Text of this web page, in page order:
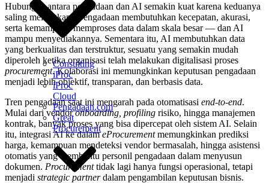
Consulting
iProc
iProc
Cloud
Pengadaan.com
Great
Procurement
Hubungan antara pengadaan dan AI semakin kuat karena keduanya
saling melengkapi. Pengadaan membutuhkan kecepatan, akurasi,
serta kemampuan memproses data dalam skala besar — dan AI
mampu menyediakannya. Sementara itu, AI membutuhkan data
yang berkualitas dan terstruktur, sesuatu yang semakin mudah
diperoleh ketika organisasi telah melakukan digitalisasi proses
procurement. Kolaborasi ini memungkinkan keputusan pengadaan
menjadi lebih objektif, transparan, dan berbasis data.
Tren pengadaan saat ini mengarah pada otomatisasi end-to-end.
Mulai dari vendoronboarding, profiling risiko, hingga manajemen
kontrak, banyak proses yang bisa dipercepat oleh sistem AI. Selain
itu, integrasi AI ke dalameProcurementmemungkinkan prediksi
harga, kemampuan mendeteksi vendor bermasalah, hingga asistensi
otomatis yang membantu personil pengadaan dalam menyusun
dokumen. Procurementtidak lagi hanya fungsi operasional, tetapi
menjadi strategic partnerdalam pengambilan keputusan bisnis.